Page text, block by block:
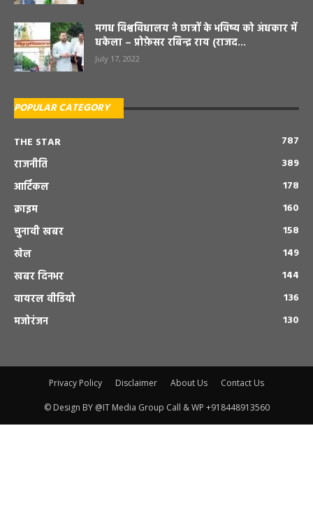
मगध विश्वविधालय ने छात्रों के भविष्य को अंधकार में
धकेला – प्रोफ़ेसर रबिन्द्र राय (राजद...
July 17, 2022
POPULAR CATEGORY
THE STAR
787
राजनीति
389
आर्टिकल
178
क्राइम
160
चुनावी खबर
158
खेल
149
खबर दिनभर
144
वायरल वीडियो
136
मजोरंजन
130
Privacy Policy Disclaimer About Us Contact Us
© Design BY @IT Media Group Call & WP +918448913560